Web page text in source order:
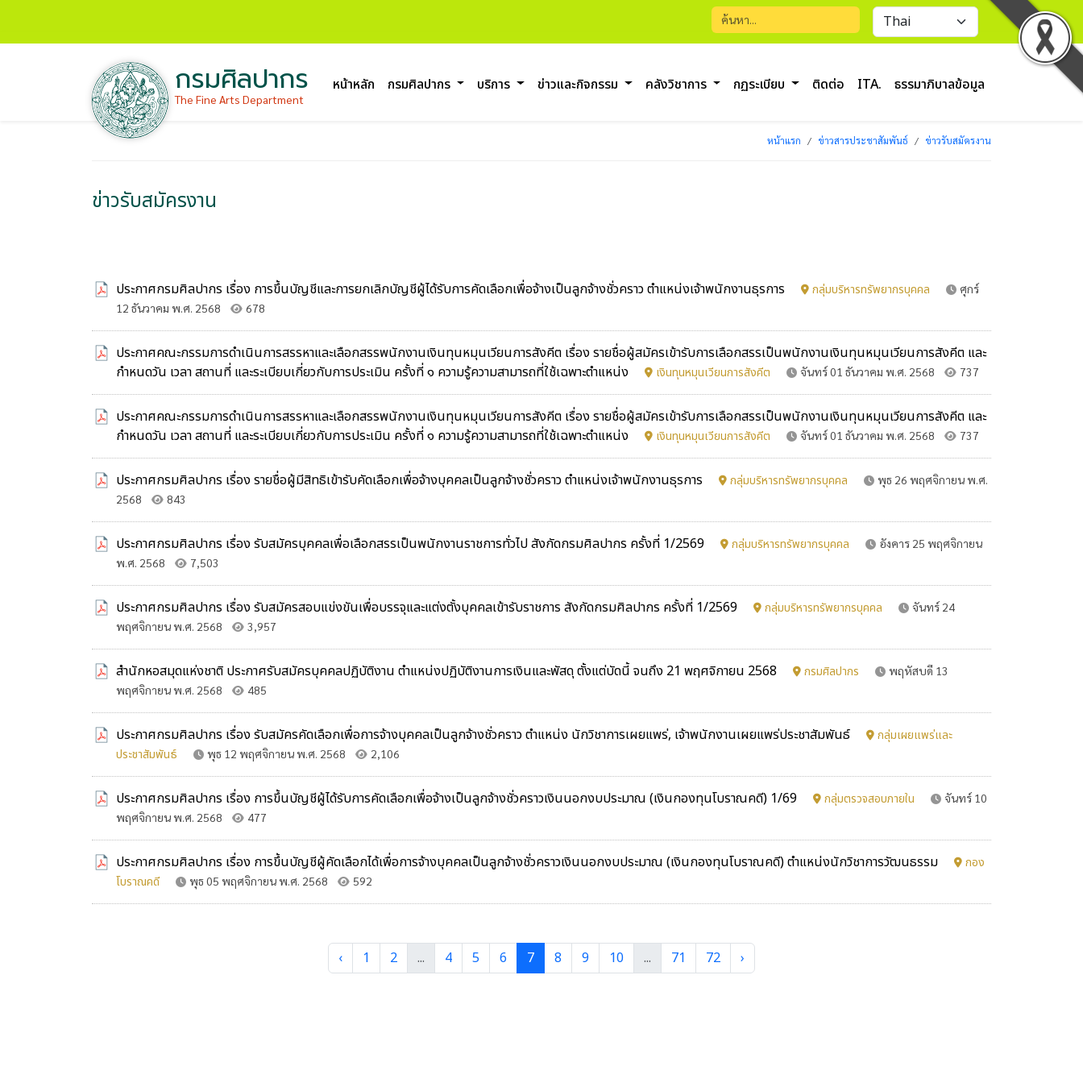
กรมศิลปากร
The Fine Arts Department
หน้าหลัก กรมศิลปากร บริการ ข่าวและกิจกรรม คลังวิชาการ กฏระเบียบ ติดต่อ ITA. ธรรมาภิบาลข้อมูล
หน้าแรก ข่าวสารประชาสัมพันธ์ ข่าวรับสมัครงาน
ข่าวรับสมัครงาน
ประกาศกรมศิลปากร เรื่อง การขึ้นบัญชีและการยกเลิกบัญชีผู้ได้รับการคัดเลือกเพื่อจ้างเป็นลูกจ้างชั่วคราว ตำแหน่งเจ้าพนักงานธุรการ กลุ่มบริหารทรัพยากรบุคคล
ศุกร์
12 ธันวาคม พ.ศ. 2568
678
ประกาศคณะกรรมการดำเนินการสรรหาและเลือกสรรพนักงานเงินทุนหมุนเวียนการสังคีต เรื่อง รายชื่อผู้สมัครเข้ารับการเลือกสรรเป็นพนักงานเงินทุนหมุนเวียนการสังคีต และ
กำหนดวัน เวลา สถานที่ และระเบียบเกี่ยวกับการประเมิน ครั้งที่ ๑ ความรู้ความสามารถที่ใช้เฉพาะตำแหน่ง
เงินทุนหมุนเวียนการสังคีต จันทร์ 01 ธันวาคม พ.ศ. 2568 737
ประกาศคณะกรรมการดำเนินการสรรหาและเลือกสรรพนักงานเงินทุนหมุนเวียนการสังคีต เรื่อง รายชื่อผู้สมัครเข้ารับการเลือกสรรเป็นพนักงานเงินทุนหมุนเวียนการสังคีต และ
กำหนดวัน เวลา สถานที่ และระเบียบเกี่ยวกับการประเมิน ครั้งที่ ๑ ความรู้ความสามารถที่ใช้เฉพาะตำแหน่ง
เงินทุนหมุนเวียนการสังคีต จันทร์ 01 ธันวาคม พ.ศ. 2568 737
ประกาศกรมศิลปากร เรื่อง รายชื่อผู้มีสิทธิเข้ารับคัดเลือกเพื่อจ้างบุคคลเป็นลูกจ้างชั่วคราว ตำแหน่งเจ้าพนักงานธุรการ กลุ่มบริหารทรัพยากรบุคคล
พุธ 26 พฤศจิกายน พ.ศ.
2568
843
ประกาศกรมศิลปากร เรื่อง รับสมัครบุคคลเพื่อเลือกสรรเป็นพนักงานราชการทั่วไป สังกัดกรมศิลปากร ครั้งที่ 1/2569 กลุ่มบริหารทรัพยากรบุคคล
อังคาร 25 พฤศจิกายน
พ.ศ. 2568
7,503
ประกาศกรมศิลปากร เรื่อง รับสมัครสอบแข่งขันเพื่อบรรจุและแต่งตั้งบุคคลเข้ารับราชการ สังกัดกรมศิลปากร ครั้งที่ 1/2569 กลุ่มบริหารทรัพยากรบุคคล
จันทร์ 24
พฤศจิกายน พ.ศ. 2568
3,957
สำนักหอสมุดแห่งชาติ ประกาศรับสมัครบุคคลปฏิบัติงาน ตำแหน่งปฏิบัติงานการเงินและพัสดุ ตั้งแต่บัดนี้ จนถึง 21 พฤศจิกายน 2568 กรมศิลปากร
พฤหัสบดี 13
พฤศจิกายน พ.ศ. 2568
485
ประกาศกรมศิลปากร เรื่อง รับสมัครคัดเลือกเพื่อการจ้างบุคคลเป็นลูกจ้างชั่วคราว ตำแหน่ง นักวิชาการเผยแพร่, เจ้าพนักงานเผยแพร่ประชาสัมพันธ์
กลุ่มเผยแพร่และ
ประชาสัมพันธ์
พุธ 12 พฤศจิกายน พ.ศ. 2568 2,106
ประกาศกรมศิลปากร เรื่อง การขึ้นบัญชีผู้ได้รับการคัดเลือกเพื่อจ้างเป็นลูกจ้างชั่วคราวเงินนอกงบประมาณ (เงินกองทุนโบราณคดี) 1/69 กลุ่มตรวจสอบภายใน
จันทร์ 10
พฤศจิกายน พ.ศ. 2568
477
ประกาศกรมศิลปากร เรื่อง การขึ้นบัญชีผู้คัดเลือกได้เพื่อการจ้างบุคคลเป็นลูกจ้างชั่วคราวเงินนอกงบประมาณ (เงินกองทุนโบราณคดี) ตำแหน่งนักวิชาการวัฒนธรรม
กอง
โบราณคดี
พุธ 05 พฤศจิกายน พ.ศ. 2568 592
‹ 1 2 ... 4 5 6 7 8 9 10 ... 71 72 ›